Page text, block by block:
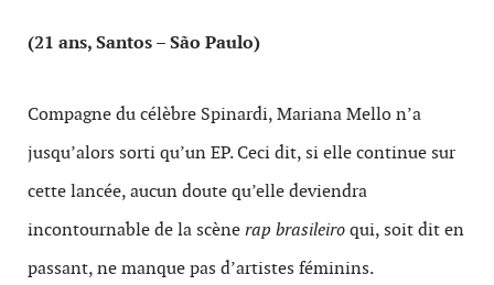
(21 ans, Santos – São Paulo)
Compagne du célèbre Spinardi, Mariana Mello n’a
jusqu’alors sorti qu’un EP. Ceci dit, si elle continue sur
cette lancée, aucun doute qu’elle deviendra
incontournable de la scènerap brasileiroqui, soit dit en
passant, ne manque pas d’artistes féminins.